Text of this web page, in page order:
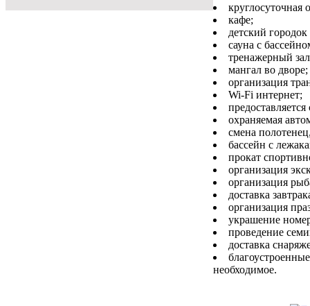
круглосуточная
кафе;
детский
сауна с
тренажерный
мангал во дворе;
организация
Wi-Fi интернет;
охраняемая
смена
бассейн с
прокат
организация
организация
доставка
организация
украшение
проведение
доставка
необходимое.